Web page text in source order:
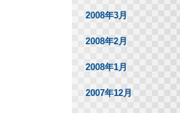
2008年3月
2008年2月
2008年1月
2007年12月